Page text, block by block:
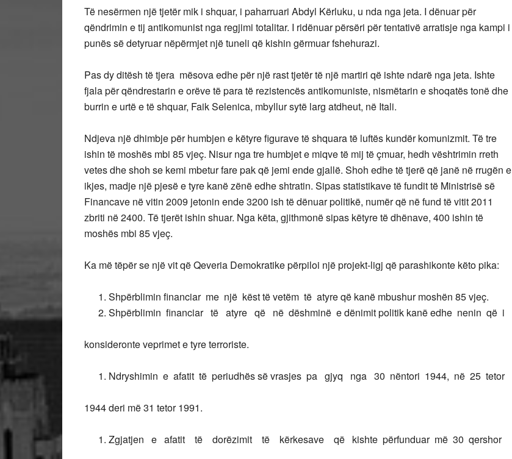
Të nesërmen një tjetër mik i shquar, i paharruari Abdyl Kërluku, u nda nga jeta. I dënuar për
qëndrimin e tij antikomunist nga regjimi totalitar. I ridënuar përsëri për tentativë arratisje nga kampi i
punës së detyruar nëpërmjet një tuneli që kishin gërmuar fshehurazi.
Pas dy ditësh të tjera mësova edhe për një rast tjetër të një martiri që ishte ndarë nga jeta. Ishte
fjala për qëndrestarin e orëve të para të rezistencës antikomuniste, nismëtarin e shoqatës tonë dhe
burrin e urtë e të shquar, Faik Selenica, mbyllur sytë larg atdheut, në Itali.
Ndjeva një dhimbje për humbjen e këtyre figurave të shquara të luftës kundër komunizmit. Të tre
ishin të moshës mbi 85 vjeç. Nisur nga tre humbjet e miqve të mij të çmuar, hedh vështrimin rreth
vetes dhe shoh se kemi mbetur fare pak që jemi ende gjallë. Shoh edhe të tjerë që janë në rrugën e
ikjes, madje një pjesë e tyre kanë zënë edhe shtratin. Sipas statistikave të fundit të Ministrisë së
Financave në vitin 2009 jetonin ende 3200 ish të dënuar politikë, numër që në fund të vitit 2011
zbriti në 2400. Të tjerët ishin shuar. Nga këta, gjithmonë sipas këtyre të dhënave, 400 ishin të
moshës mbi 85 vjeç.
Ka më tëpër se një vit që Qeveria Demokratike përpiloi një projekt-ligj që parashikonte këto pika:
Shpërblimin financiar me një këst të vetëm të atyre që kanë mbushur moshën 85 vjeç.
Shpërblimin financiar të atyre që në dëshminë e dënimit politik kanë edhe nenin që i
konsideronte veprimet e tyre terroriste.
Ndryshimin e afatit të periudhës së vrasjes pa gjyq nga 30 nëntori 1944, në 25 tetor
1944 deri më 31 tetor 1991.
Zgjatjen e afatit të dorëzimit të kërkesave që kishte përfunduar më 30 qershor